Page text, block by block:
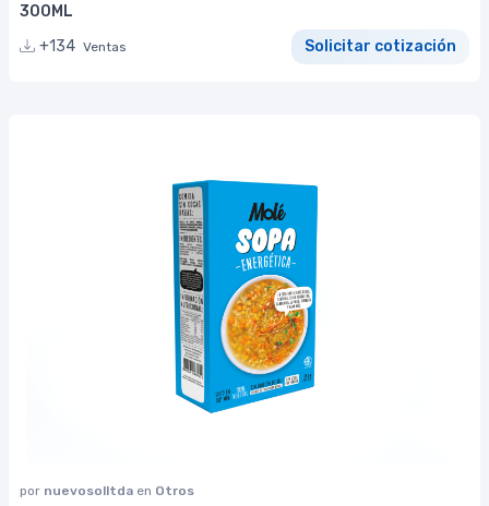
300ML
+134 Ventas Solicitar cotización
por nuevosolltda en Otros